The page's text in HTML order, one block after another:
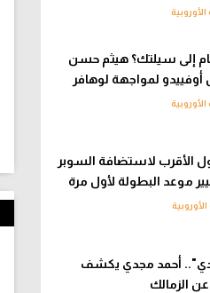
الأوروبية
إلى سيلتك؟ هيثم حسن
أوفييدو لمواجهة لوهافر
الأوروبية
الأقرب لاستضافة السوبر
موعد البطولة لأول مرة
الأوروبية
أحمد مجدي يكشف
الزمالك